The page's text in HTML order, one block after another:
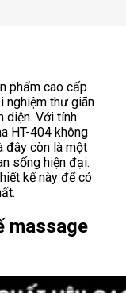
phẩm cao cấp
nghiệm thư giãn
diện. Với tính
HT-404 không
đây còn là một
sống hiện đại.
kế này để có
massage